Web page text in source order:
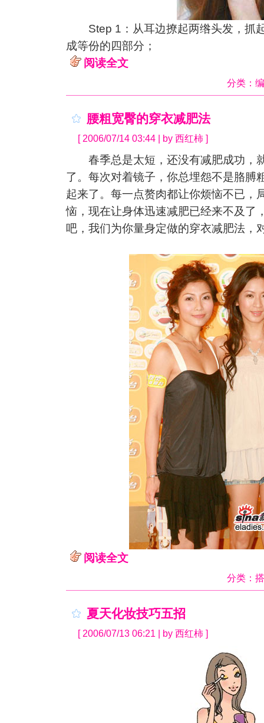
Step 1：从耳边撩起两绺头发，抓
成等份的四部分；
阅读全文
分类：
腰粗宽臀的穿衣减肥法
[ 2006/07/14 03:44 | by 西红柿 ]
春季总是太短，还没有减肥成功，
了。每次对着镜子，你总埋怨不是胳膊
起来了。每一点赘肉都让你烦恼不已，
恼，现在让身体迅速减肥已经来不及了
吧，我们为你量身定做的穿衣减肥法，
阅读全文
分类：
夏天化妆技巧五招
[ 2006/07/13 06:21 | by 西红柿 ]